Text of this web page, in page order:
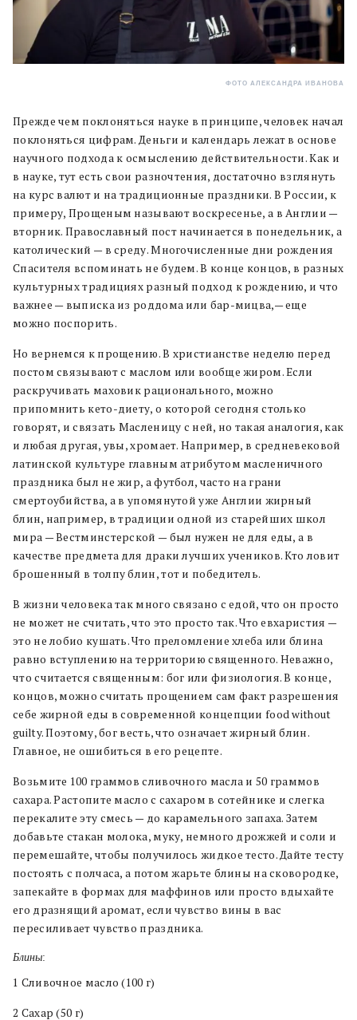
ФОТО АЛЕКСАНДРА ИВАНОВА
Прежде чем поклоняться науке в принципе, человек начал
поклоняться цифрам. Деньги и календарь лежат в основе
научного подхода к осмыслению действительности. Как и
в науке, тут есть свои разночтения, достаточно взглянуть
на курс валют и на традиционные праздники. В России, к
примеру, Прощеным называют воскресенье, а в Англии —
вторник. Православный пост начинается в понедельник, а
католический — в среду. Многочисленные дни рождения
Спасителя вспоминать не будем. В конце концов, в разных
культурных традициях разный подход к рождению, и что
важнее — выписка из роддома или бар-мицва,— еще
можно поспорить.
Но вернемся к прощению. В христианстве неделю перед
постом связывают с маслом или вообще жиром. Если
раскручивать маховик рационального, можно
припомнить кето-диету, о которой сегодня столько
говорят, и связать Масленицу с ней, но такая аналогия, как
и любая другая, увы, хромает. Например, в средневековой
латинской культуре главным атрибутом масленичного
праздника был не жир, а футбол, часто на грани
смертоубийства, а в упомянутой уже Англии жирный
блин, например, в традиции одной из старейших школ
мира — Вестминстерской — был нужен не для еды, а в
качестве предмета для драки лучших учеников. Кто ловит
брошенный в толпу блин, тот и победитель.
В жизни человека так много связано с едой, что он просто
не может не считать, что это просто так. Что евхаристия —
это не лобио кушать. Что преломление хлеба или блина
равно вступлению на территорию священного. Неважно,
что считается священным: бог или физиология. В конце,
концов, можно считать прощением сам факт разрешения
себе жирной еды в современной концепции food without
guilty. Поэтому, бог весть, что означает жирный блин.
Главное, не ошибиться в его рецепте.
Возьмите 100 граммов сливочного масла и 50 граммов
сахара. Растопите масло с сахаром в сотейнике и слегка
перекалите эту смесь — до карамельного запаха. Затем
добавьте стакан молока, муку, немного дрожжей и соли и
перемешайте, чтобы получилось жидкое тесто. Дайте тесту
постоять с полчаса, а потом жарьте блины на сковородке,
запекайте в формах для маффинов или просто вдыхайте
его дразнящий аромат, если чувство вины в вас
пересиливает чувство праздника.
Блины:
1 Сливочное масло (100 г)
2 Сахар (50 г)